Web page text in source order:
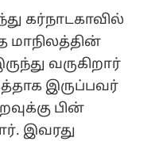
கர்நாடகாவில்
மாநிலத்தின்
வருகிறார்
இருப்பவர்
பின்
இவரது